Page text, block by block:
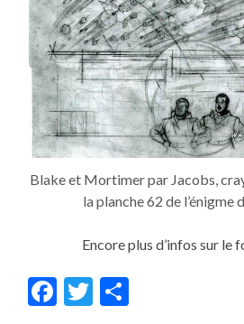
Blake et Mortimer par Jacobs,
la planche 62 de l’énigme
Encore plus d’infos sur le
F T P